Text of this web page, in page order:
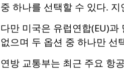
중 하나를 선택할 수 있다.
다만 미국은 유럽연합(EU)
없으며 두 옵션 중 하나만 선
연방 교통부는 최근 주요 항